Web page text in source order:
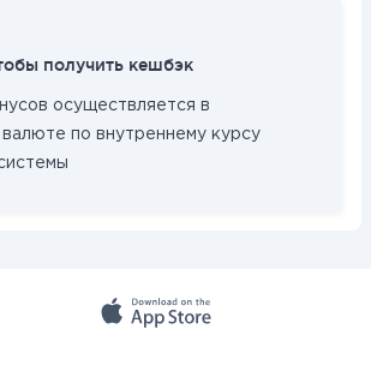
получить кешбэк
осуществляется в
валюте по внутреннему курсу